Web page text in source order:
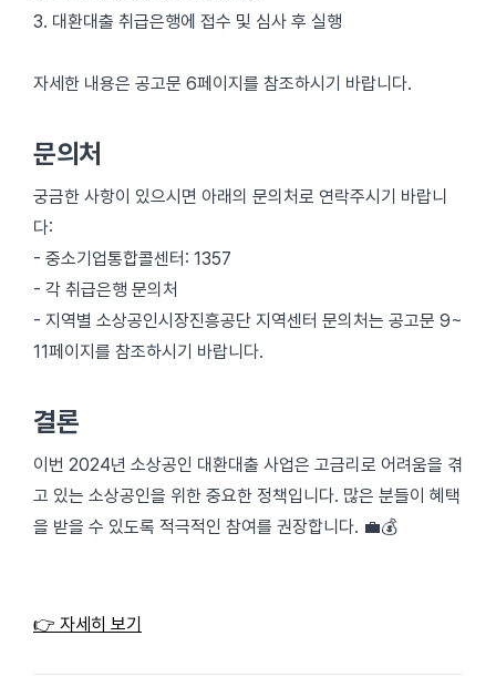
3. 대환대출 취급은행에 접수 및 심사 후 실행
자세한 내용은 공고문 6페이지를 참조하시기 바랍니다.
문의처
궁금한 사항이 있으시면 아래의 문의처로 연락주시기 바랍니
다:
- 중소기업통합콜센터: 1357
- 각 취급은행 문의처
- 지역별 소상공인시장진흥공단 지역센터 문의처는 공고문 9~
11페이지를 참조하시기 바랍니다.
결론
이번 2024년 소상공인 대환대출 사업은 고금리로 어려움을 겪
고 있는 소상공인을 위한 중요한 정책입니다. 많은 분들이 혜택
을 받을 수 있도록 적극적인 참여를 권장합니다. 💼💰
👉 자세히 보기